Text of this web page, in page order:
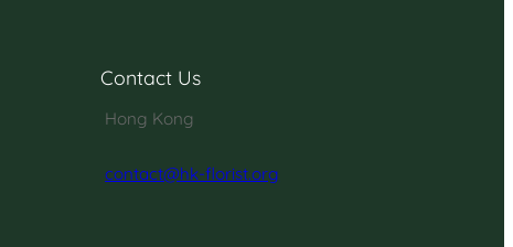
Contact Us
Hong Kong
contact@hk-florist.org